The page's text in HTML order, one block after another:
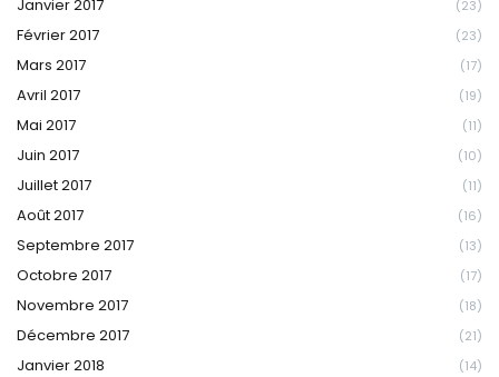
Janvier 2017 (23)
Février 2017 (23)
Mars 2017 (17)
Avril 2017 (19)
Mai 2017 (11)
Juin 2017 (10)
Juillet 2017 (11)
Août 2017 (16)
Septembre 2017 (13)
Octobre 2017 (17)
Novembre 2017 (18)
Décembre 2017 (21)
Janvier 2018 (14)